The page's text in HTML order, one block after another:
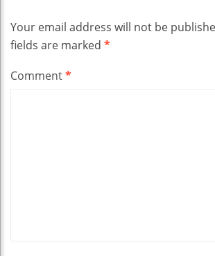
Your email address will not be
fields are marked *
Comment*